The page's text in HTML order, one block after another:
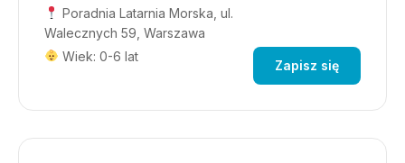
Poradnia Latarnia Morska, ul.
Walecznych 59, Warszawa
Wiek: 0-6 lat
Zapisz się